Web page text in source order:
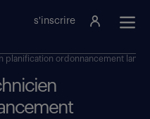
s'inscrire
planification ordonnancement